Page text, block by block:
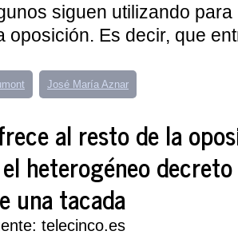
siguen utilizando
oposición. Es decir, que
José María Aznar
al resto de la
heterogéneo
una tacada
telecinco.es